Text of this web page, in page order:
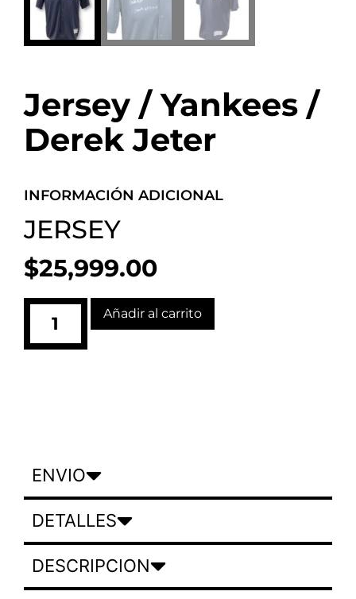
Jersey / Yankees /
Derek Jeter
INFORMACIÓN ADICIONAL
JERSEY
$25,999.00
Añadir al carrito
ENVIO
DETALLES
DESCRIPCION